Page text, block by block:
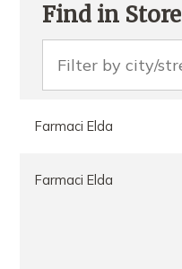
Find in Store
Farmaci Elda
Farmaci Elda